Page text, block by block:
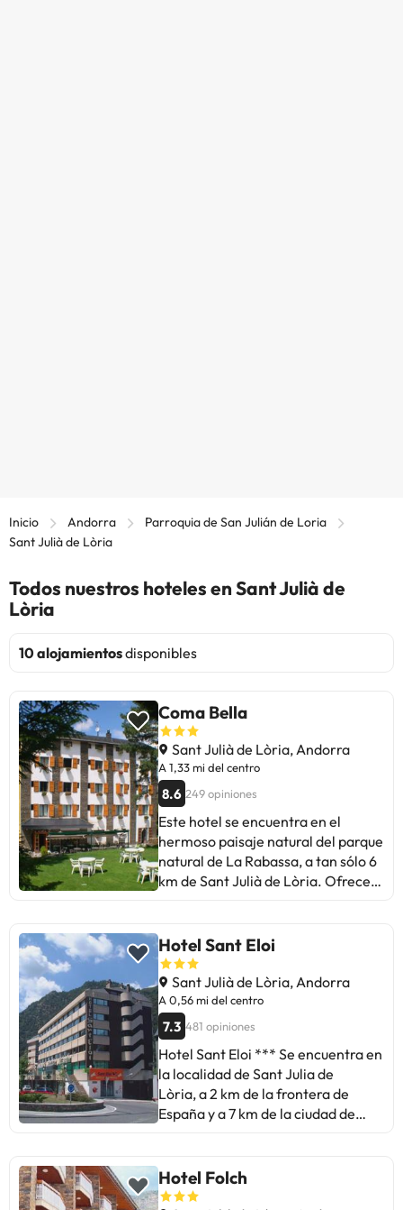
Inicio Andorra
Parroquia de San Julián de Loria
Sant Julià de Lòria
Todos nuestros hoteles en Sant Julià de
Lòria
10 alojamientosdisponibles
Coma Bella
Sant Julià de Lòria, Andorra
A 1,33 mi del centro
8.6 249 opiniones
Este hotel se encuentra en el
hermoso paisaje natural del parque
natural de La Rabassa, a tan sólo 6
km de Sant Julià de Lòria. Ofrece
Las habitaciones estándar, son
espacios cómodos, confortables y
luminosos. Desde ellas podrá
contemplar la belleza de nuestras
montañas y un entorno natural
exclusivo. Están equipadas de TV
LED de 32 pulgadas, wifi, teléfono,
caja fuerte, y baño completo con
bañera, secador de pelo y espejo
de aumento.
Hotel Sant Eloi
Sant Julià de Lòria, Andorra
A 0,56 mi del centro
7.3 481 opiniones
Hotel Sant Eloi *** Se encuentra en
la localidad de Sant Julia de
Lòria, a 2 km de la frontera de
España y a 7 km de la ciudad de
pistas de esquí de las estaciones de
Grandvalira y Vallnord, ¡ideal para
Hotel Folch